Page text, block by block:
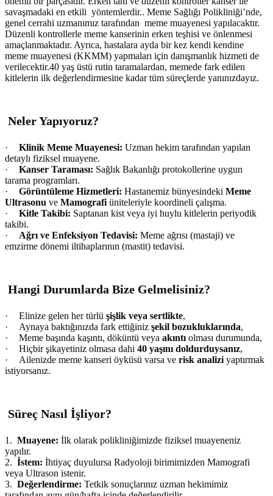
savaşmadaki en etkili yöntemlerdir.. Meme Sağlığı Polikliniği’nde,
genel cerrahi uzmanımız tarafından meme muayenesi yapılacaktır.
Düzenli kontrollerle meme kanserinin erken teşhisi ve önlenmesi
amaçlanmaktadır. Ayrıca, hastalara ayda bir kez kendi kendine
meme muayenesi (KKMM) yapmaları için danışmanlık hizmeti de
verilecektir.40 yaş üstü rutin taramalardan, memede fark edilen
kitlelerin ilk değerlendirmesine kadar tüm süreçlerde yanınızdayız.
Neler Yapıyoruz?
· Klinik Meme Muayenesi: Uzman hekim tarafından yapılan
detaylı fiziksel muayene.
·
Kanser Taraması: Sağlık Bakanlığı protokollerine uygun
tarama programları.
·
Görüntüleme Hizmetleri: Hastanemiz bünyesindeki Meme
Ultrasonu ve Mamografi üniteleriyle koordineli çalışma.
·
Kitle Takibi: Saptanan kist veya iyi huylu kitlelerin periyodik
takibi.
·
Ağrı ve Enfeksiyon Tedavisi: Meme ağrısı (mastaji) ve
emzirme dönemi iltihaplarının (mastit) tedavisi.
Hangi Durumlarda Bize Gelmelisiniz?
· Elinize gelen her türlü şişlik veya sertlikte,
·
Aynaya baktığınızda fark ettiğiniz şekil bozukluklarında,
·
Meme başında kaşıntı, döküntü veya akıntı olması durumunda,
·
Hiçbir şikayetiniz olmasa dahi 40 yaşını doldurduysanız,
·
Ailenizde meme kanseri öyküsü varsa ve risk analizi yaptırmak
istiyorsanız.
Süreç Nasıl İşliyor?
1. Muayene: İlk olarak polikliniğimizde fiziksel muayeneniz
yapılır.
2. İstem: İhtiyaç duyulursa Radyoloji birimimizden Mamografi
veya Ultrason istenir.
3. Değerlendirme: Tetkik sonuçlarınız uzman hekimimiz